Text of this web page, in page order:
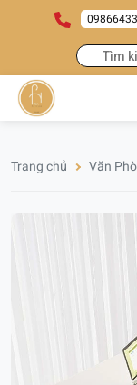
Trang chủ Văn